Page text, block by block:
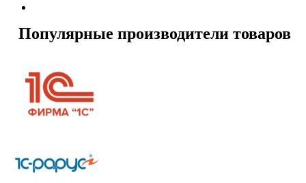
Популярные производители товаров